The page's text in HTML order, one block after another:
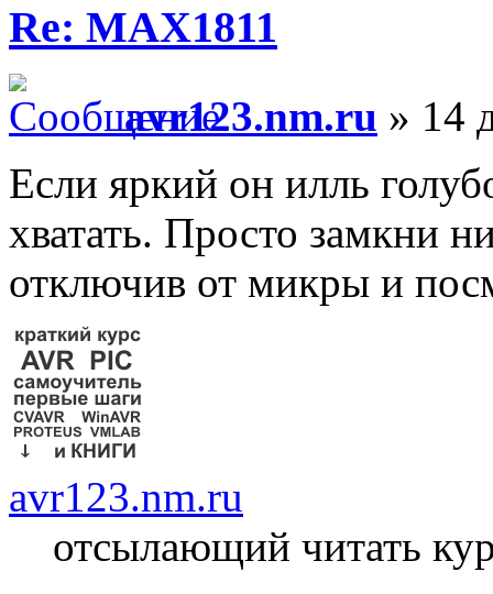
Re: MAX1811
avr123.nm.ru » 14
Если яркий он илль
хватать. Просто замкни
отключив от микры и
avr123.nm.ru
отсылающий читать